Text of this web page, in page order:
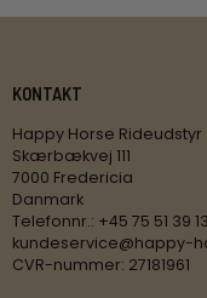
KONTAKT
Happy Horse Rideudstyr
Skærbækvej 111
7000 Fredericia
Danmark
Telefonnr.: +45 75 51 39 13
kundeservice@happy-
CVR-nummer: 27181961